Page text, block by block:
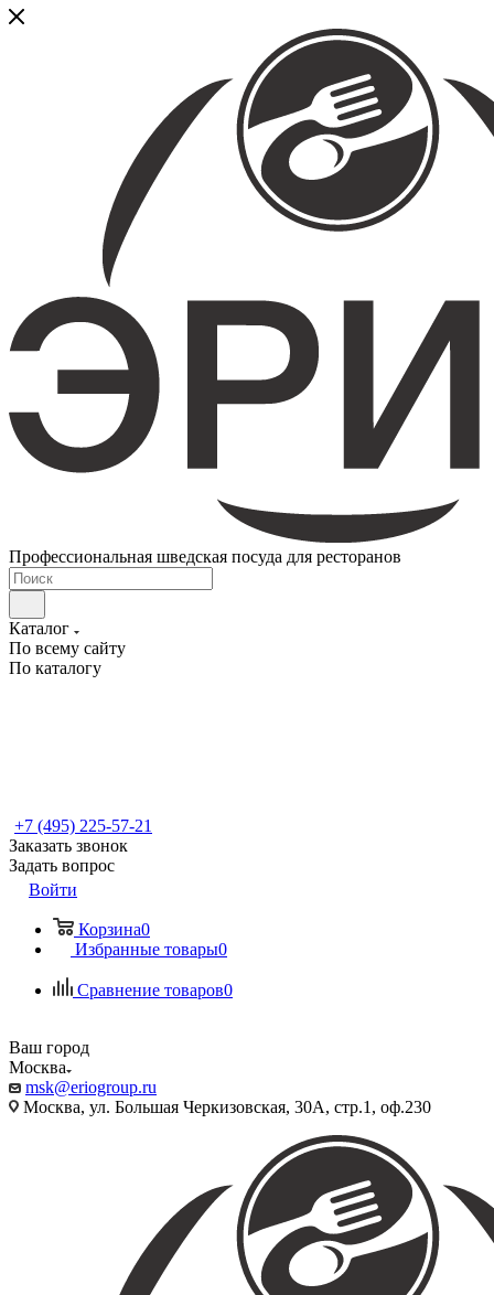
Профессиональная шведская посуда для ресторанов
Каталог
По всему сайту
По каталогу
+7 (495) 225-57-21
Заказать звонок
Задать вопрос
Войти
Корзина0
Избранные товары0
Сравнение товаров0
Ваш город
Москва
msk@eriogroup.ru
Москва, ул. Большая Черкизовская, 30А, стр.1, оф.230